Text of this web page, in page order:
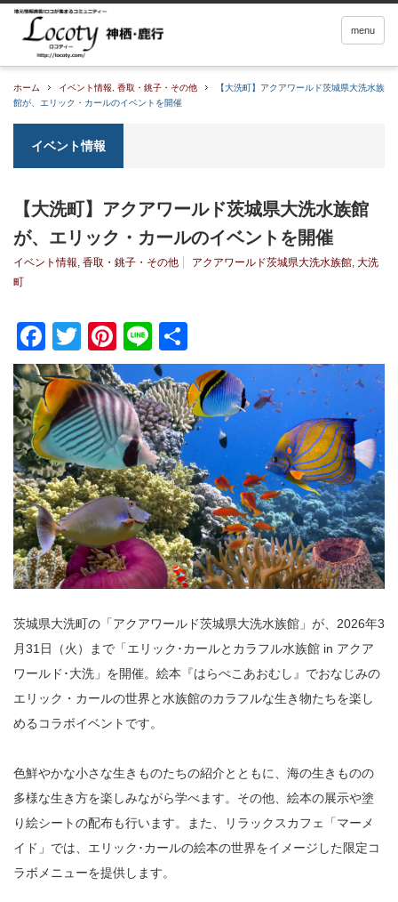
menu
ホーム イベント情報 香取・銚子・その他
【大洗町】アクアワールド茨城県大洗水族
館が、エリック・カールのイベントを開催
イベント情報
【大洗町】アクアワールド茨城県大洗水族館
が、エリック・カールのイベントを開催
イベント情報, 香取・銚子・その他 アクアワールド茨城県大洗水族館, 大洗
町
Facebook
TwitterPinterest
Line
有
茨城県大洗町の「アクアワールド茨城県大洗水族館」が、2026年3
月31日（火）まで「エリック･カールとカラフル水族館 in アクア
ワールド･大洗」を開催。絵本『はらぺこあおむし』でおなじみの
エリック・カールの世界と水族館のカラフルな生き物たちを楽し
めるコラボイベントです。
色鮮やかな小さな生きものたちの紹介とともに、海の生きものの
多様な生き方を楽しみながら学べます。その他、絵本の展示や塗
り絵シートの配布も行います。また、リラックスカフェ「マーメ
イド」では、エリック･カールの絵本の世界をイメージした限定コ
ラボメニューを提供します。